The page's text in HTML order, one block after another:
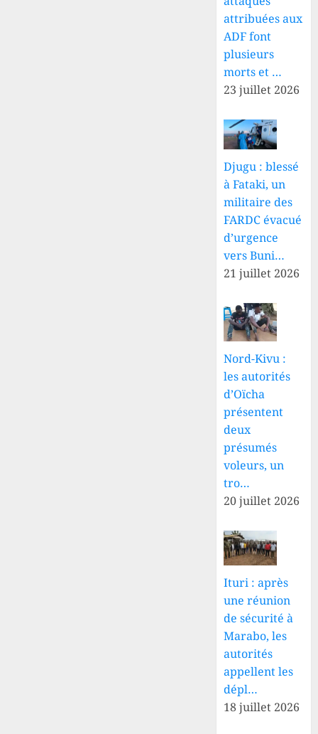
attribuées aux
ADF font
plusieurs
morts et …
23 juillet 2026
Djugu : blessé
à Fataki, un
militaire des
FARDC évacué
d’urgence
vers Buni…
21 juillet 2026
Nord-Kivu :
les autorités
d’Oïcha
présentent
deux
présumés
voleurs, un
tro…
20 juillet 2026
Ituri : après
une réunion
de sécurité à
Marabo, les
autorités
appellent les
dépl…
18 juillet 2026